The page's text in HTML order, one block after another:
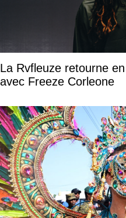
La Rvfleuze retourne
avec Freeze Corleone